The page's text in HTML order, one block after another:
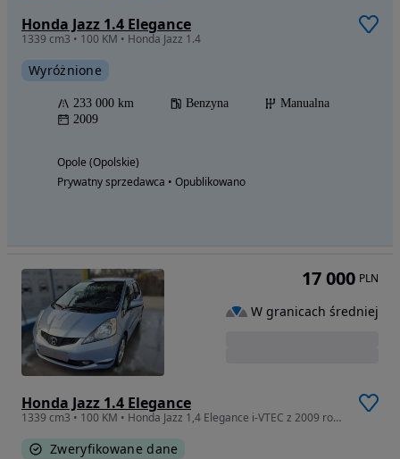
Honda Jazz 1.4 Elegance
1339 cm3 • 100 KM • Honda Jazz 1.4
Wyróżnione
233 000 km Benzyna
Manualna
2009
Opole (Opolskie)
Prywatny sprzedawca • Opublikowano
Honda Jazz 1.4 Elegance
1339 cm3 • 100 KM • Honda Jazz 1,4 Elegance i-VTEC z 2009 roku w dobrym stanie technicznym
Zweryfikowane dane
17 000 PLN
W granicach średniej